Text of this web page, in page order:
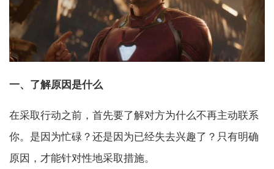
一、了解原因是什么
在采取行动之前，首先要了解对方为什么不再主动联系
你。是因为忙碌？还是因为已经失去兴趣了？只有明确
原因，才能针对性地采取措施。